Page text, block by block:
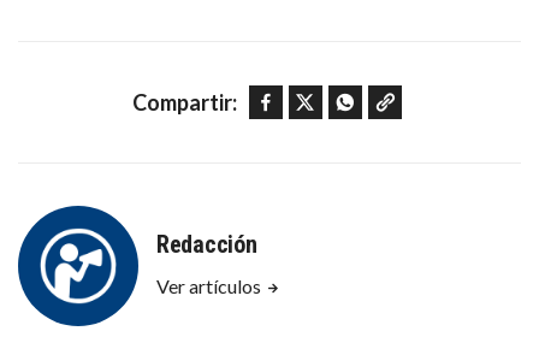
Compartir: Facebook Twitter WhatsApp Copy link
Redacción
Ver artículos